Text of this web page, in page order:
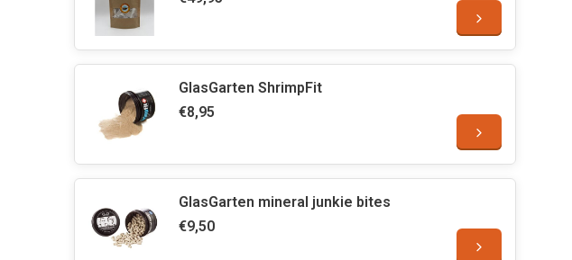
GlasGarten ShrimpFit
€8,95
GlasGarten mineral junkie bites
€9,50